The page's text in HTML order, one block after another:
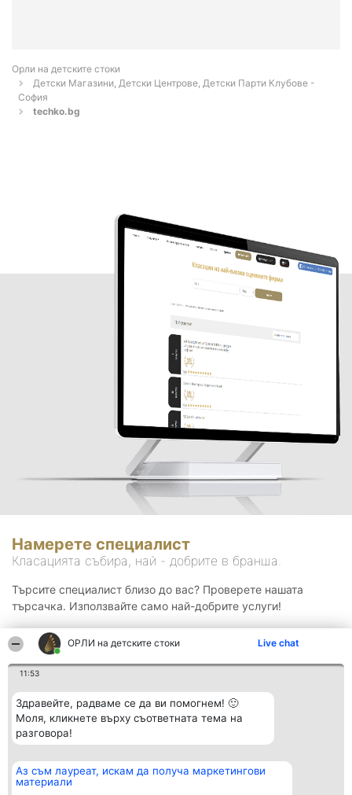
ОРЛИ на детските стоки Live chat
11:53
Здравейте, радваме се да ви помогнем! 🙂
Моля, кликнете върху съответната тема на
разговора!
Аз съм лауреат, искам да получа маркетингови
материали
Орли на детските стоки
Детски Магазини, Детски Центрове, Детски Парти Клубове -
София
techko.bg
Намерете специалист
Класацията събира, най - добрите в бранша.
Търсите специалист близо до вас? Проверете нашата
търсачка. Използвайте само най-добрите услуги!
Организатор на
класиране
Класация Контакти